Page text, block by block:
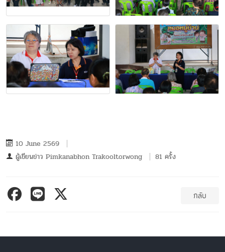
10 June 2569
ผู้เขียนข่าว Pimkanabhon Trakooltorwong 81 ครั้ง
กลับ